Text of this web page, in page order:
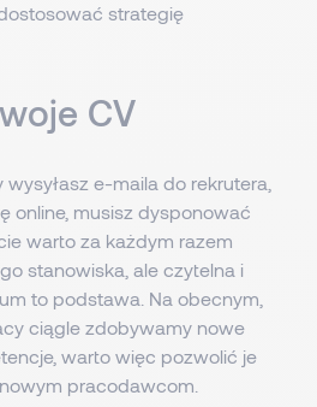
strategię
CV
e-maila do rekrutera,
online, musisz dysponować
warto za każdym razem
stanowiska, ale czytelna i
to podstawa. Na obecnym,
ciągle zdobywamy nowe
warto więc pozwolić je
pracodawcom.